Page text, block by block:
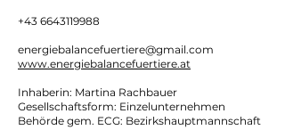
+43 6643119988
energiebalancefuertiere@gmail.com
www.energiebalancefuertiere.at
Inhaberin: Martina Rachbauer
Gesellschaftsform: Einzelunternehmen
Behörde gem. ECG: Bezirkshauptmannschaft